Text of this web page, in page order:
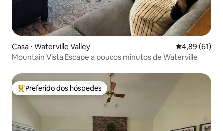
Casa ⋅ Waterville Valley 4,89 de uma
4,89 (61)
Mountain Vista Escape a poucos minutos de Waterville
Entre os melhores preferidos dos hóspedes
Preferido dos hóspedes